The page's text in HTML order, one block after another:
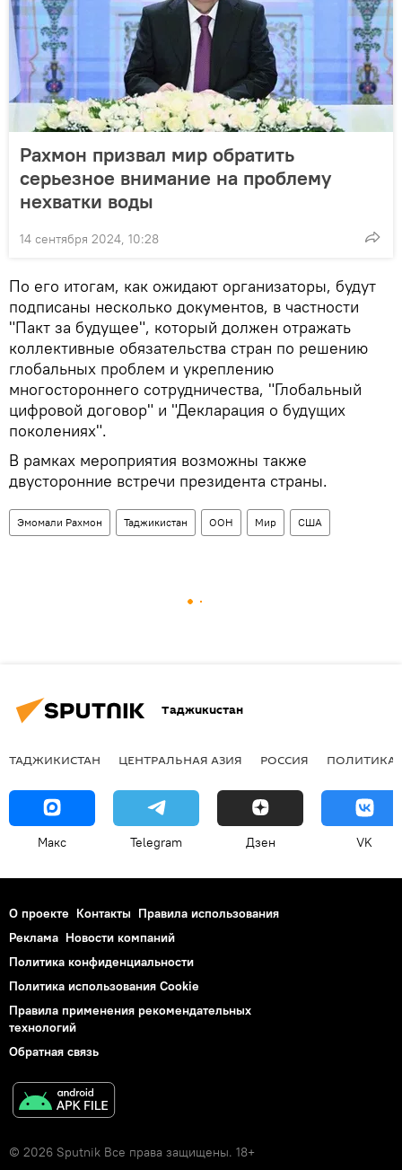
Рахмон призвал мир обратить
серьезное внимание на проблему
нехватки воды
14 сентября 2024, 10:28
По его итогам, как ожидают организаторы, будут
подписаны несколько документов, в частности
"Пакт за будущее", который должен отражать
коллективные обязательства стран по решению
глобальных проблем и укреплению
многостороннего сотрудничества, "Глобальный
цифровой договор" и "Декларация о будущих
поколениях".
В рамках мероприятия возможны также
двусторонние встречи президента страны.
Эмомали Рахмон Таджикистан ООН Мир США
Таджикистан
ТАДЖИКИСТАН ЦЕНТРАЛЬНАЯ АЗИЯ РОССИЯ ПОЛИТИКА
Макс Telegram Дзен VK
О проекте Контакты Правила использования
Реклама Новости компаний
Политика конфиденциальности
Политика использования Cookie
Правила применения рекомендательных
технологий
Обратная связь
© 2026 Sputnik Все права защищены. 18+